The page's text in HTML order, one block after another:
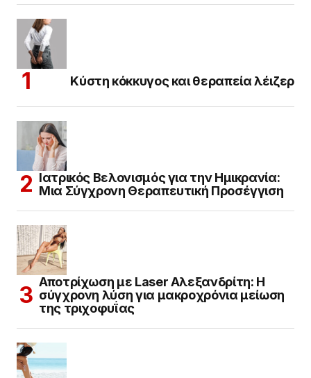
Κύστη κόκκυγος και θεραπεία λέιζερ
Ιατρικός Βελονισμός για την Ημικρανία:
Μια Σύγχρονη Θεραπευτική Προσέγγιση
Αποτρίχωση με Laser Αλεξανδρίτη: Η
σύγχρονη λύση για μακροχρόνια μείωση
της τριχοφυΐας